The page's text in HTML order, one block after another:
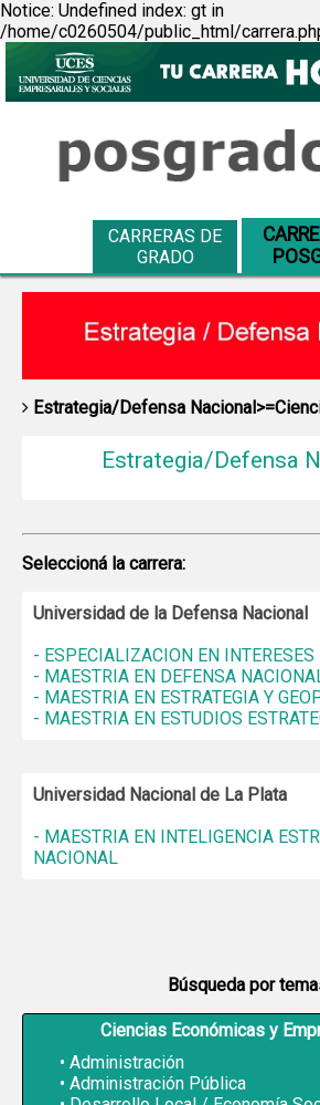
Notice: Undefined index: gt in
/home/c0260504/public_html/
CARRERAS DE
GRADO
Búsqueda por
Ciencias Económicas y
Administración
Administración Pública
Estrategia/Defensa
Estrategia/Defensa
Seleccioná la carrera:
Universidad de la Defensa Nacional
- ESPECIALIZACION EN
- MAESTRIA EN DEFENSA
- MAESTRIA EN ESTRATEGIA Y
- MAESTRIA EN ESTUDIOS
Universidad Nacional de La Plata
- MAESTRIA EN INTELIGENCIA
NACIONAL